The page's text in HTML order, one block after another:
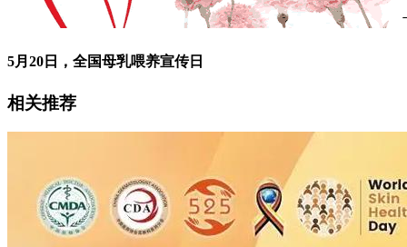
5月20日，全国母乳喂养宣传日
相关推荐